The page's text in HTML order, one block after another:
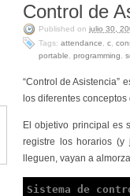
Control de
Published on julio 30,
Tags: attendance c
portable
programming
“Control de Asistencia”
los diferentes
El objetivo principal es
registre los horarios (y
lleguen, vayan a
Sistema de